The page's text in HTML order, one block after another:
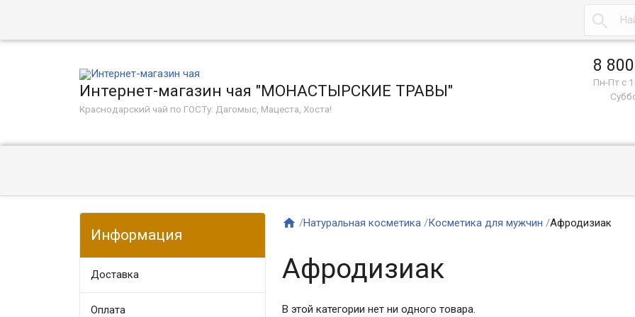

Интернет-магазин чая "МОНАСТЫРСКИЕ ТРАВЫ"
Краснодарский чай по ГОСТу: Дагомыс, Мацеста, Хоста!
8
Пн-Пт с
Информация
Доставка
Оплата​
 /Натуральная косметика /Косметика для мужчин /Афродизиак
Афродизиак
В этой категории нет ни одного товара.